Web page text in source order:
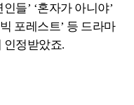
들’ ‘혼자가 아니야’
포레스트’ 등 드라마
인정받았죠.